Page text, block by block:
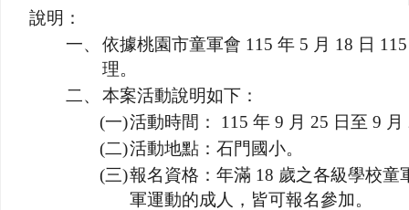
說明：
一、 依據桃園市童軍會 115 年 5 月 18 日
理。
二、 本案活動說明如下：
(一)活動時間： 115 年 9 月 25 日至 9
(二)活動地點：石門國小。
(三)報名資格：年滿 18 歲之各級學校童
軍運動的成人，皆可報名參加。